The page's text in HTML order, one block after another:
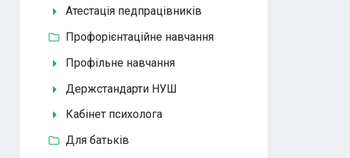
Атестація педпрацівників
Профорієнтаційне навчання
Профільне навчання
Держстандарти НУШ
Кабінет психолога
Для батьків